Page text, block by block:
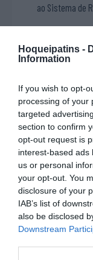
Hoqueipatins -
Information
If you wish to opt-
processing of your
targeted
section to confirm
opt-out request is
interest-based ads
us or personal
your opt-out. You
disclosure of your
IAB’s list of
also be disclosed
Downstream
ao Sistema de
1 - Anna
7 - Aina Arxé
28 - Adriana
77 - Carla
87 - María
2-1